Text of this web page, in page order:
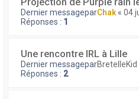
Dernier messageparChak « 04
Réponses : 1
Une rencontre IRL à Lille
Dernier messageparBretelleKid
Réponses : 2